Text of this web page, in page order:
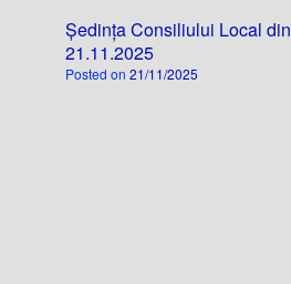
Ședința Consiliului Local din
21.11.2025
Posted on21/11/2025